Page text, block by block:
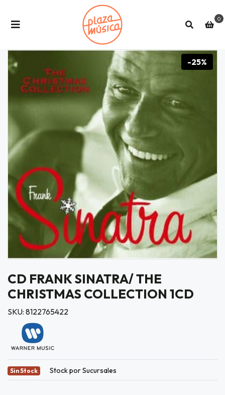
0
-25%
CD FRANK SINATRA/ THE
CHRISTMAS COLLECTION 1CD
SKU: 8122765422
Sin Stock Stock por Sucursales